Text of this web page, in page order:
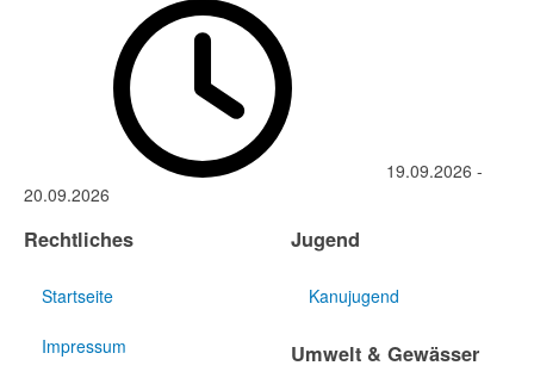
19.09.2026 -
20.09.2026
Rechtliches
Startseite
Impressum
Jugend
Kanujugend
Umwelt & Gewässer